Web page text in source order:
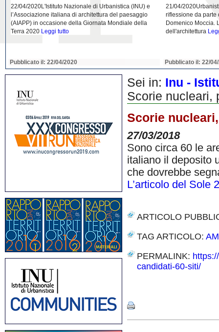
22/04/2020L'Istituto Nazionale di Urbanistica (INU) e
l’Associazione italiana di architettura del paesaggio
(AIAPP) in occasione della Giornata Mondiale della
Terra 2020 Leggi tutto
Pubblicato il: 22/04/2020
21/04/
riflessione da parte
Domenico Moccia.
dell'architettura
Pubblicato il: 22/
Sei in: Inu -
Scorie nucleari,
Scorie
27/03/2018
Sono circa 60 le
italiano il deposito
che dovrebbe
L’articolo del Sole
ARTICOLO
TAG ARTICOLO:
PERMALINK:
candidati-60-siti/